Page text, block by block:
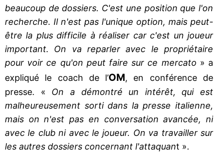
beaucoup de dossiers. C'est une position que l'on
recherche. Il n'est pas l'unique option, mais peut-
être la plus difficile à réaliser car c'est un joueur
important. On va reparler avec le propriétaire
pour voir ce qu'on peut faire sur ce mercato » a
expliqué le coach de l’OM, en conférence de
presse. « On a démontré un intérêt, qui est
malheureusement sorti dans la presse italienne,
mais on n'est pas en conversation avancée, ni
avec le club ni avec le joueur. On va travailler sur
les autres dossiers concernant l'attaquant ».